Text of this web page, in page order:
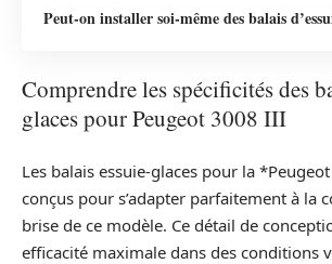
Peut-on installer soi-même des balais
Comprendre les spécificités des
glaces pour Peugeot 3008 III
Les balais essuie-glaces pour la
conçus pour s’adapter parfaitement à la
brise de ce modèle. Ce détail de
efficacité maximale dans des conditions